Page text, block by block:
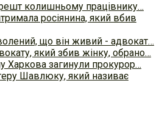
колишньому працівнику…
росіянина, який вбив
що він живий - адвокат…
який збив жінку, обрано…
Харкова загинули прокурор…
Шавлюку, який називає